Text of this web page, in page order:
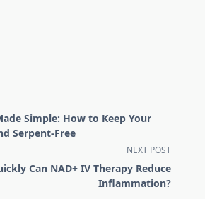
Simple: How to Keep Your
Serpent-Free
NEXT POST
Can NAD+ IV Therapy Reduce
Inflammation?